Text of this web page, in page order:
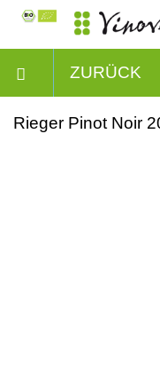
ZURÜCK
Rieger Pinot Noir